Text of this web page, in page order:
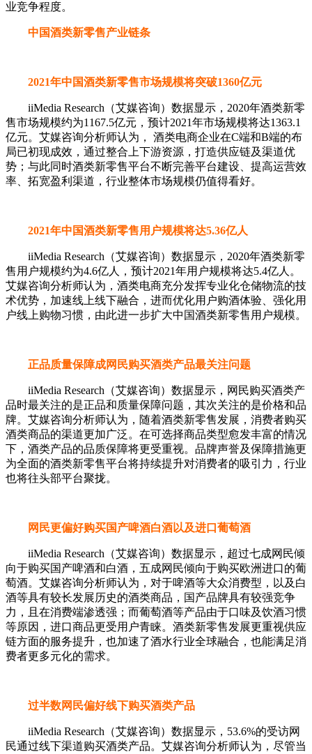
业竞争程度。
中国酒类新零售产业链条
2021年中国酒类新零售市场规模将突破1360亿元
iiMedia Research（艾媒咨询）数据显示，2020年酒类新零
售市场规模约为1167.5亿元，预计2021年市场规模将达1363.1
亿元。艾媒咨询分析师认为， 酒类电商企业在C端和B端的布
局已初现成效，通过整合上下游资源，打造供应链及渠道优
势；与此同时酒类新零售平台不断完善平台建设、提高运营效
率、拓宽盈利渠道，行业整体市场规模仍值得看好。
2021年中国酒类新零售用户规模将达5.36亿人
iiMedia Research（艾媒咨询）数据显示，2020年酒类新零
售用户规模约为4.6亿人，预计2021年用户规模将达5.4亿人。
艾媒咨询分析师认为，酒类电商充分发挥专业化仓储物流的技
术优势，加速线上线下融合，进而优化用户购酒体验、强化用
户线上购物习惯，由此进一步扩大中国酒类新零售用户规模。
正品质量保障成网民购买酒类产品最关注问题
iiMedia Research（艾媒咨询）数据显示，网民购买酒类产
品时最关注的是正品和质量保障问题，其次关注的是价格和品
牌。艾媒咨询分析师认为，随着酒类新零售发展，消费者购买
酒类商品的渠道更加广泛。在可选择商品类型愈发丰富的情况
下，酒类产品的品质保障将更受重视。品牌声誉及保障措施更
为全面的酒类新零售平台将持续提升对消费者的吸引力，行业
也将往头部平台聚拢。
网民更偏好购买国产啤酒白酒以及进口葡萄酒
iiMedia Research（艾媒咨询）数据显示，超过七成网民倾
向于购买国产啤酒和白酒，五成网民倾向于购买欧洲进口的葡
萄酒。艾媒咨询分析师认为，对于啤酒等大众消费型，以及白
酒等具有较长发展历史的酒类商品，国产品牌具有较强竞争
力，且在消费端渗透强；而葡萄酒等产品由于口味及饮酒习惯
等原因，进口商品更受用户青睐。酒类新零售发展更重视供应
链方面的服务提升，也加速了酒水行业全球融合，也能满足消
费者更多元化的需求。
过半数网民偏好线下购买酒类产品
iiMedia Research（艾媒咨询）数据显示，53.6%的受访网
民通过线下渠道购买酒类产品。艾媒咨询分析师认为，尽管当